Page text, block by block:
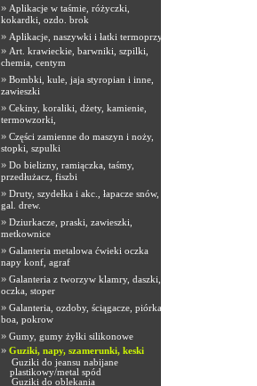
» Aplikacje w taśmie, różyczki,
kokardki, ozdo. brok
» Aplikacje, naszywki i łatki termoprzyle
» Art. krawieckie, barwniki, szpilki,
chemia, centym
» Bombki, kule, jaja styropian i inne,
zawieszki
» Cekiny, koraliki, dżety, kamienie,
termowzorki,
» Części zamienne do maszyn i noży,
stopki, szpulki
» Do bielizny, ramiączka, taśmy,
przedłużacz, fiszbi
» Druty, szydełka i akc., łapacze snów,
gal. drew.
» Dziurkacze, praski, zawieszki,
metkownice
» Galanteria metalowa ćwieki oczka
napy konf, agraf
» Galanteria z tworzyw klamry, daszki,
oczka, stoper
» Galanteria, ozdoby, ściągacze, piórka,
boa, pokrow
» Gumy, gumy żyłki silikonowe
» Guziki, napy, szamerunki, keski
Guziki do jeansu nabijane
plastikowy/metal spód
Guziki do oblekania